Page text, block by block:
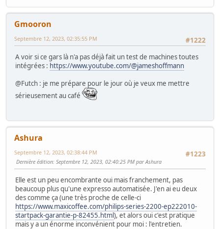
Gmooron
#1222
Septembre 12, 2023, 02:35:55 PM
A voir si ce gars là n'a pas déjà fait un test de machines toutes
intégrées : https://www.youtube.com/@jameshoffmann
@Futch : je me prépare pour le jour où je veux me mettre
sérieusement au café
Ashura
#1223
Septembre 12, 2023, 02:38:44 PM
Dernière édition: Septembre 12, 2023, 02:40:25 PM par Ashura
Elle est un peu encombrante oui mais franchement, pas
beaucoup plus qu'une expresso automatisée. J'en ai eu deux
des comme ça (une très proche de celle-ci
https://www.maxicoffee.com/philips-series-2200-ep222010-
startpack-garantie-p-82455.html), et alors oui c'est pratique
mais y a un énorme inconvénient pour moi : l'entretien.